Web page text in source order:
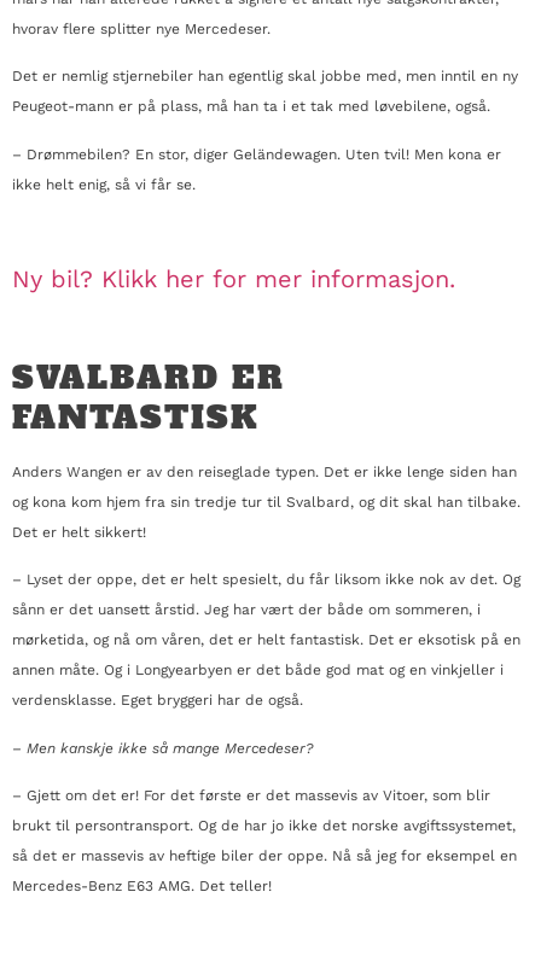
hvorav flere splitter nye Mercedeser.
Det er nemlig stjernebiler han egentlig skal jobbe med, men inntil en ny
Peugeot-mann er på plass, må han ta i et tak med løvebilene, også.
– Drømmebilen? En stor, diger Geländewagen. Uten tvil! Men kona er
ikke helt enig, så vi får se.
Ny bil? Klikk her for mer informasjon.
SVALBARD ER
FANTASTISK
Anders Wangen er av den reiseglade typen. Det er ikke lenge siden han
og kona kom hjem fra sin tredje tur til Svalbard, og dit skal han tilbake.
Det er helt sikkert!
– Lyset der oppe, det er helt spesielt, du får liksom ikke nok av det. Og
sånn er det uansett årstid. Jeg har vært der både om sommeren, i
mørketida, og nå om våren, det er helt fantastisk. Det er eksotisk på en
annen måte. Og i Longyearbyen er det både god mat og en vinkjeller i
verdensklasse. Eget bryggeri har de også.
– Men kanskje ikke så mange Mercedeser?
– Gjett om det er! For det første er det massevis av Vitoer, som blir
brukt til persontransport. Og de har jo ikke det norske avgiftssystemet,
så det er massevis av heftige biler der oppe. Nå så jeg for eksempel en
Mercedes-Benz E63 AMG. Det teller!